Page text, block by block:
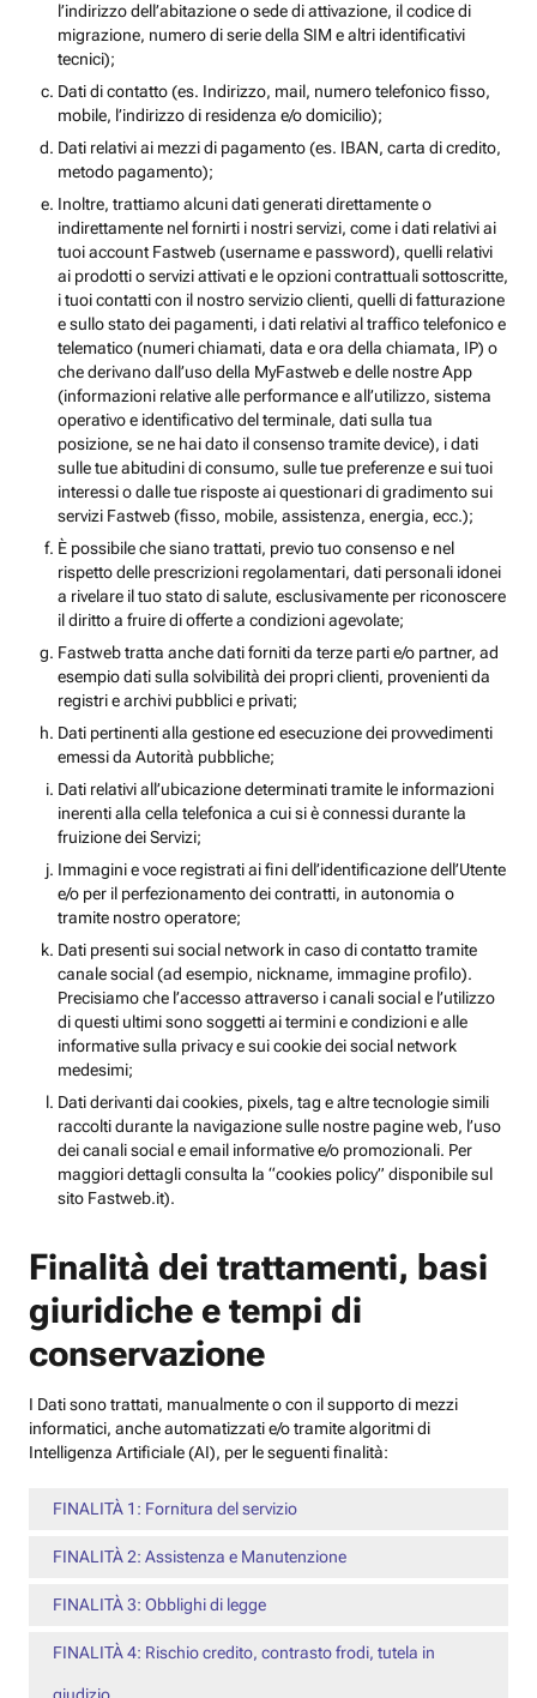
l’indirizzo dell’abitazione o sede di attivazione, il codice di
migrazione, numero di serie della SIM e altri identificativi
tecnici);
Dati di contatto (es. Indirizzo, mail, numero telefonico fisso,
mobile, l’indirizzo di residenza e/o domicilio);
Dati relativi ai mezzi di pagamento (es. IBAN, carta di credito,
metodo pagamento);
Inoltre, trattiamo alcuni dati generati direttamente o
indirettamente nel fornirti i nostri servizi, come i dati relativi ai
tuoi account Fastweb (username e password), quelli relativi
ai prodotti o servizi attivati e le opzioni contrattuali sottoscritte,
i tuoi contatti con il nostro servizio clienti, quelli di fatturazione
e sullo stato dei pagamenti, i dati relativi al traffico telefonico e
telematico (numeri chiamati, data e ora della chiamata, IP) o
che derivano dall’uso della MyFastweb e delle nostre App
(informazioni relative alle performance e all’utilizzo, sistema
operativo e identificativo del terminale, dati sulla tua
posizione, se ne hai dato il consenso tramite device), i dati
sulle tue abitudini di consumo, sulle tue preferenze e sui tuoi
interessi o dalle tue risposte ai questionari di gradimento sui
servizi Fastweb (fisso, mobile, assistenza, energia, ecc.);
È possibile che siano trattati, previo tuo consenso e nel
rispetto delle prescrizioni regolamentari, dati personali idonei
a rivelare il tuo stato di salute, esclusivamente per riconoscere
il diritto a fruire di offerte a condizioni agevolate;
Fastweb tratta anche dati forniti da terze parti e/o partner, ad
esempio dati sulla solvibilità dei propri clienti, provenienti da
registri e archivi pubblici e privati;
Dati pertinenti alla gestione ed esecuzione dei provvedimenti
emessi da Autorità pubbliche;
Dati relativi all’ubicazione determinati tramite le informazioni
inerenti alla cella telefonica a cui si è connessi durante la
fruizione dei Servizi;
Immagini e voce registrati ai fini dell’identificazione dell’Utente
e/o per il perfezionamento dei contratti, in autonomia o
tramite nostro operatore;
Dati presenti sui social network in caso di contatto tramite
canale social (ad esempio, nickname, immagine profilo).
Precisiamo che l’accesso attraverso i canali social e l’utilizzo
di questi ultimi sono soggetti ai termini e condizioni e alle
informative sulla privacy e sui cookie dei social network
medesimi;
Dati derivanti dai cookies, pixels, tag e altre tecnologie simili
raccolti durante la navigazione sulle nostre pagine web, l’uso
dei canali social e email informative e/o promozionali. Per
maggiori dettagli consulta la “cookies policy” disponibile sul
sito Fastweb.it).
Finalità dei trattamenti, basi
giuridiche e tempi di
conservazione
I Dati sono trattati, manualmente o con il supporto di mezzi
informatici, anche automatizzati e/o tramite algoritmi di
Intelligenza Artificiale (AI), per le seguenti finalità:
FINALITÀ 1: Fornitura del servizio
FINALITÀ 2: Assistenza e Manutenzione
FINALITÀ 3: Obblighi di legge
FINALITÀ 4: Rischio credito, contrasto frodi, tutela in